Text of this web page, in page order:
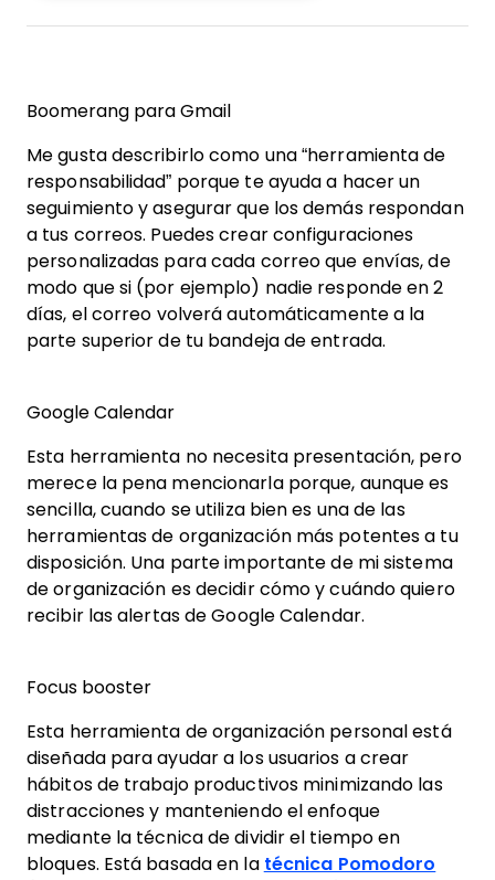
Boomerang para Gmail
Me gusta describirlo como una “herramienta de
responsabilidad” porque te ayuda a hacer un
seguimiento y asegurar que los demás respondan
a tus correos. Puedes crear configuraciones
personalizadas para cada correo que envías, de
modo que si (por ejemplo) nadie responde en 2
días, el correo volverá automáticamente a la
parte superior de tu bandeja de entrada.
Google Calendar
Esta herramienta no necesita presentación, pero
merece la pena mencionarla porque, aunque es
sencilla, cuando se utiliza bien es una de las
herramientas de organización más potentes a tu
disposición. Una parte importante de mi sistema
de organización es decidir cómo y cuándo quiero
recibir las alertas de Google Calendar.
Focus booster
Esta herramienta de organización personal está
diseñada para ayudar a los usuarios a crear
hábitos de trabajo productivos minimizando las
distracciones y manteniendo el enfoque
mediante la técnica de dividir el tiempo en
bloques. Está basada en la técnica Pomodoro